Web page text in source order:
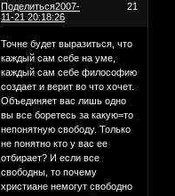
Поделиться 21
2007-
11-21 20:18:26
Точне будет выразиться, что
каждый сам себе на уме,
каждый сам себе философию
создает и верит во что хочет.
Объединяет вас лишь одно
вы все боретесь за какую=то
непонятную свободу. Только
не понятно кто у вас ее
отбирает? И если все
свободны, то почему
христиане немогут свободно